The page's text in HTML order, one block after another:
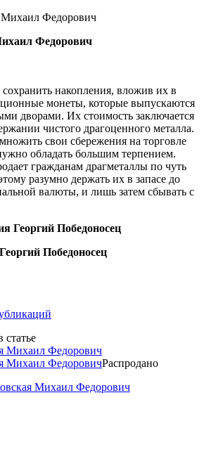
Федорович
накопления, вложив их в
монеты, которые выпускаются
дворами. Их стоимость заключается
чистого драгоценного металла.
свои сбережения на торговле
обладать большим терпением.
гражданам драгметаллы по чуть
разумно держать их в запасе до
валюты, и лишь затем сбывать с
Победоносец
Распродано
Михаил Федорович